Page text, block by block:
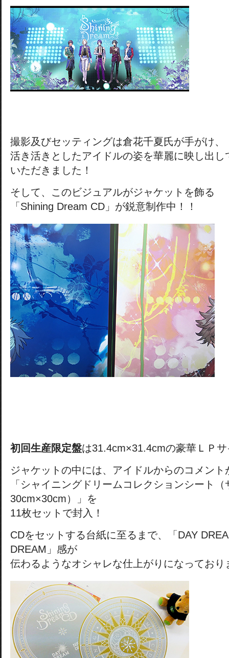
撮影及びセッティングは倉花千夏氏が手がけ、
活き活きとしたアイドルの姿を華麗に映し出し
いただきました！
そして、このビジュアルがジャケットを飾る
「Shining Dream CD」が鋭意制作中！！
初回生産限定盤は31.4cm×31.4cmの豪華ＬＰ
ジャケットの中には、アイドルからのコメント
「シャイニングドリームコレクションシート（
30cm×30cm）」を
11枚セットで封入！
CDをセットする台紙に至るまで、「DAY
DREAM」感が
伝わるようなオシャレな仕上がりになっており